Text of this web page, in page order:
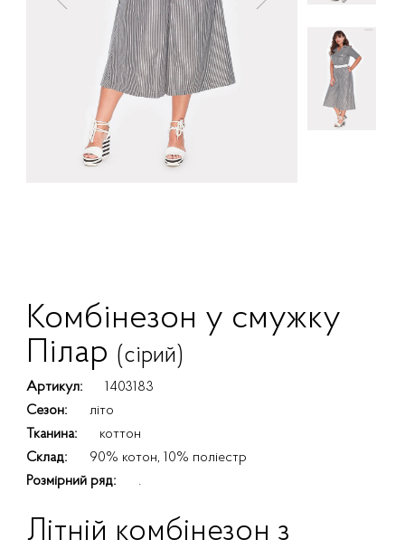
Комбінезон у смужку
Пілар (сірий)
Артикул:
1403183
Сезон:
літо
Тканина:
коттон
Склад:
90% котон, 10% поліестр
Розмірний ряд:
.
Літній комбінезон з